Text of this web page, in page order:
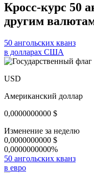
Кросс-курс 50
другим
50 ангольских кванз
в долларах США
USD
Американский доллар
0,0000000000 $
Изменение за неделю
0,0000000000 $
0,0000000000%
50 ангольских кванз
в евро